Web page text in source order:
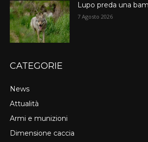
Lupo preda una
7 Agosto 2026
CATEGORIE
News
Attualità
Armi e munizioni
Dimensione caccia